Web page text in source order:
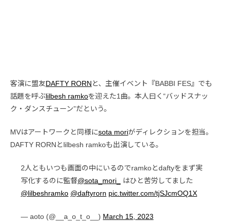
客演に盟友DAFTY RORN と、主催イベント『BABBI FES』でも
話題を呼ぶlilbesh ramkoを迎えた1曲。本人曰く“バッドスナッ
ク・ダンスチューン”だという。
MVはアートワークと同様にsota moriがディレクションを担当。
DAFTY RORNとlilbesh ramkoも出演している。
2人ともいつも画面の中にいるのでramkoとdaftyをまず実
写化するのに監督@sota_mori_
はひと苦労してました
@lilbeshramko @daftyrorn pic.twitter.com/tjSJcmOQ1X
— aoto (@__a_o_t_o__) March 15, 2023